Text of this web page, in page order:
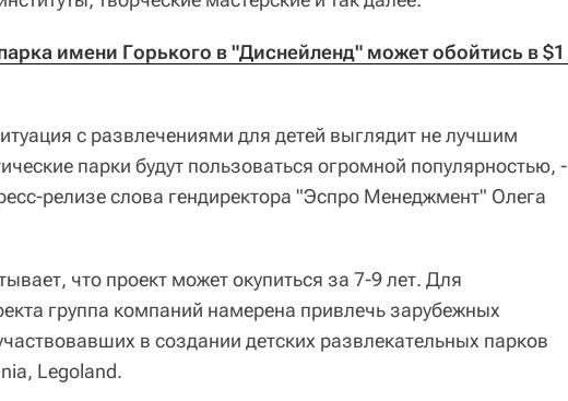
имени Горького в "Диснейленд" может обойтись в $1
с развлечениями для детей выглядит не лучшим
парки будут пользоваться огромной популярностью, -
релизе слова гендиректора "Эспро Менеджмент" Олега
что проект может окупиться за 7-9 лет. Для
группа компаний намерена привлечь зарубежных
в создании детских развлекательных парков
Legoland.